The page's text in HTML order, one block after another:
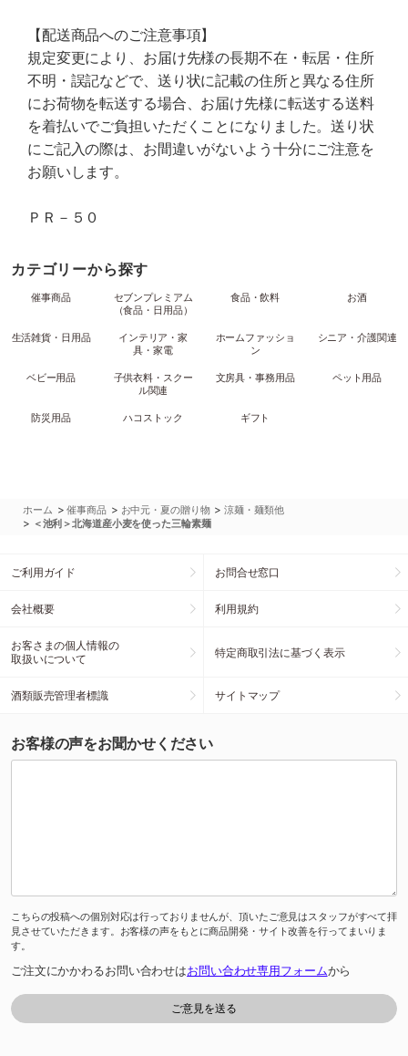
【配送商品へのご注意事項】
規定変更により、お届け先様の長期不在・転居・住所
不明・誤記などで、送り状に記載の住所と異なる住所
にお荷物を転送する場合、お届け先様に転送する送料
を着払いでご負担いただくことになりました。送り状
にご記入の際は、お間違いがないよう十分にご注意を
お願いします。
ＰＲ－５０
カテゴリーから探す
催事商品
セブンプレミアム
（食品・日用品）
食品・飲料 お酒
生活雑貨・日用品
インテリア・家
具・家電
ホームファッショ
ン
シニア・介護関連
ベビー用品
子供衣料・スクー
ル関連
文房具・事務用品 ペット用品
防災用品 ハコストック ギフト
ホーム >催事商品 > お中元・夏の贈り物 >涼麺・麺類他
> ＜池利＞北海道産小麦を使った三輪素麺
ご利用ガイド お問合せ窓口
会社概要 利用規約
お客さまの個人情報の
取扱いについて
特定商取引法に基づく表示
酒類販売管理者標識 サイトマップ
お客様の声をお聞かせください
こちらの投稿への個別対応は行っておりませんが、頂いたご意見はスタッフがすべて拝
見させていただきます。お客様の声をもとに商品開発・サイト改善を行ってまいりま
す。
ご注文にかかわるお問い合わせはお問い合わせ専用フォームから